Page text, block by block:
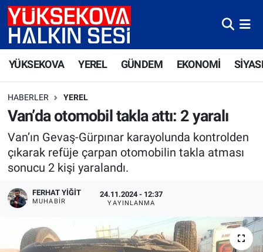
YÜKSEKOVA YEREL GÜNDEM EKONOMİ
HABERLER YEREL
Van’da otomobil takla attı: 2 yaralı
Van’ın Gevaş-Gürpınar karayolunda kontrolden
çıkarak refüje çarpan otomobilin takla atması
sonucu 2 kişi yaralandı.
FERHAT YIĞIT
MUHABIR
24.11.2024 - 12:37
YAYINLANMA
Yüksekova Nöbetçi Eczaneler
Süper Lig Puan Durumu ve Fikstür
Tüm Manşetler
Son Dakika Haberleri
Haber Arşivi